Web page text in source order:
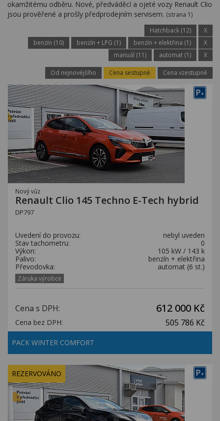
okamžitému odběru. Nové, předváděcí a ojeté vozy Renault Clio
jsou prověřené a prošly předprodejním servisem. (strana 1)
Hatchback (12)
X
benzín (10)
benzín + LPG (1) benzín + elektřina (1)
X
manuál (11)
automat (1) X
Od nejnovějšího Cena sestupně Cena vzestupně
P+
Nový vůz
Renault Clio 145 Techno E-Tech hybrid
DP797
Uvedení do provozu:
nebyl uveden
Stav tachometru:
0
Výkon:
105 kW / 143 k
Palivo:
benzín + elektřina
Převodovka:
automat (6 st.)
Záruka výrobce
Cena s DPH: 612 000 Kč
Cena bez DPH: 505 786 Kč
PACK WINTER COMFORT
P+
REZERVOVÁNO